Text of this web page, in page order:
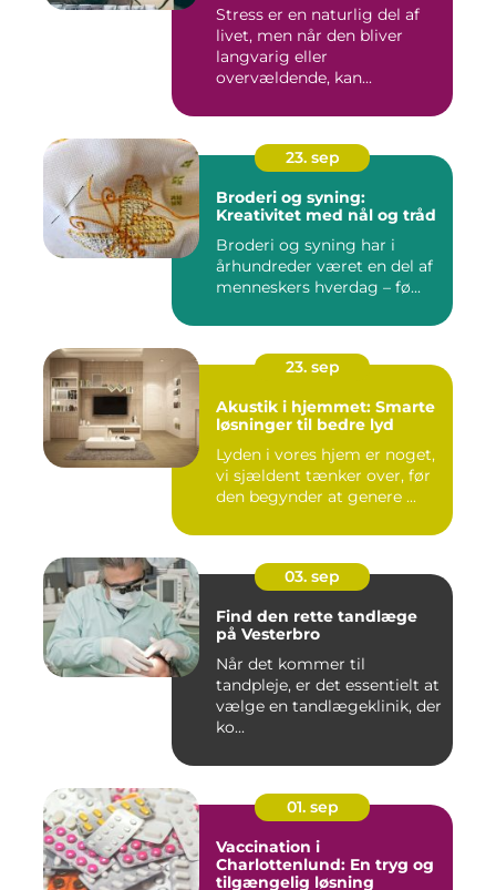
Stress er en naturlig del af
livet, men når den bliver
langvarig eller
overvældende, kan...
23. sep
Broderi og syning:
Kreativitet med nål og tråd
Broderi og syning har i
århundreder været en del af
menneskers hverdag – fø...
23. sep
Akustik i hjemmet: Smarte
løsninger til bedre lyd
Lyden i vores hjem er noget,
vi sjældent tænker over, før
den begynder at genere ...
03. sep
Find den rette tandlæge
på Vesterbro
Når det kommer til
tandpleje, er det essentielt at
vælge en tandlægeklinik, der
ko...
01. sep
Vaccination i
Charlottenlund: En tryg og
tilgængelig løsning